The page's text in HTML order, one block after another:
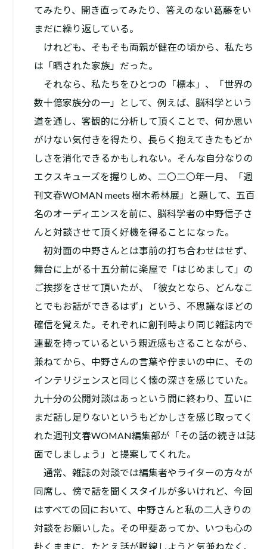
てみたり、開き直ってみたり、答えのない葛藤をい
まだに繰り返している。
けれども、そもそも両親が健在の頃から、私たち
は「晒された家族」だった。
それなら、私たちをひとつの「標本」、「世界の
数十億家族分の一」として、例えば、脳科学という
道を通し、客観的に分析して頂くことで、何か思い
がけない気付きを得たり、長らく抱えてきたもどか
しさを消化できるかもしれない。そんな自分なりの
エクスキューズを握りしめ、二〇二〇年一月、「週
刊文春WOMAN meets 樹木希林展」と題して、五百
名のオーディエンスを前に、脳科学者の中野信子さ
んと対談させて頂く好機を得ることになった。
初対面の中野さんとは事前の打ち合わせはせず、
舞台に上がる十五分前に楽屋で「はじめまして」の
ご挨拶をさせて頂いたが、「彼女となら、どんなこ
とでもお話ができるはず」という、不思議なほどの
確信を覚えた。それぞれに創刊時より同じ雑誌内で
連載を持っているという親近感もさることながら、
兼ねてから、中野さんの言葉や佇まいの中に、その
インテリジェンスと同じく懐の深さを感じていた。
九十分の公開対談はあっという間に終わり、互いに
まだ話し足りないというもどかしさを感じ取ってく
れた週刊文春WOMAN編集部が「その話の続きは誌
面でしましょう」と提案してくれた。
通常、雑誌の対談では編集者やライターの方々が
同席し、傍で話を聞くスタイルが多いけれど、今回
はすべての回において、中野さんと私の二人きりの
対談をお願いした。その甲斐あってか、いつも心の
赴くままに、たとえ話が脱線しようと気兼ねなく、